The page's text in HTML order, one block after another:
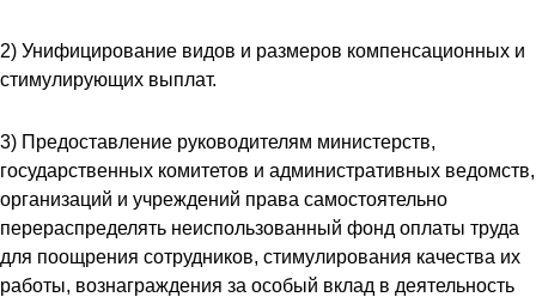
2) Унифицирование видов и размеров компенсационных и
стимулирующих выплат.
3) Предоставление руководителям министерств,
государственных комитетов и административных ведомств,
организаций и учреждений права самостоятельно
перераспределять неиспользованный фонд оплаты труда
для поощрения сотрудников, стимулирования качества их
работы, вознаграждения за особый вклад в деятельность